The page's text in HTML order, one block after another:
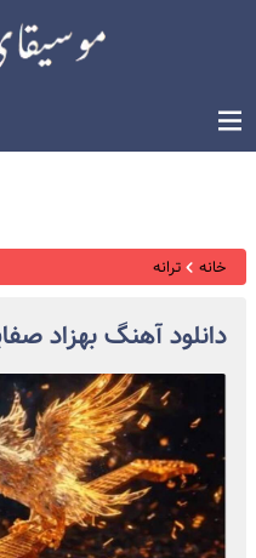
خانه ترانه
دانلود آهنگ بهزاد